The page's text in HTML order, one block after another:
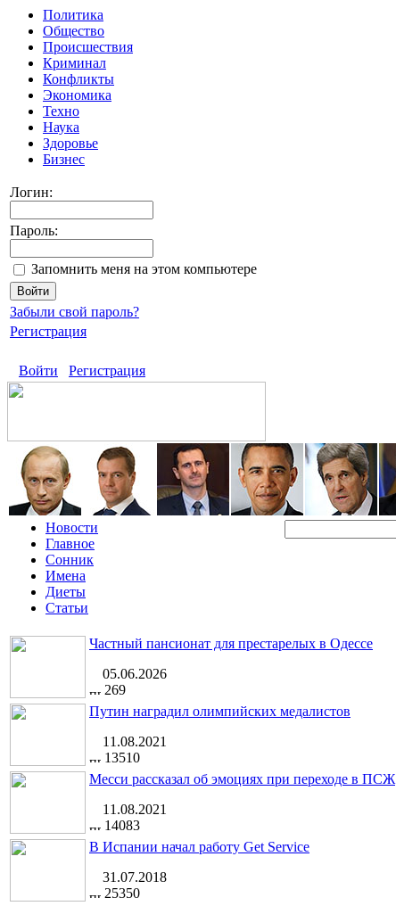
Политика
Общество
Происшествия
Криминал
Конфликты
Экономика
Техно
Наука
Здоровье
Бизнес
Логин:
Пароль:
Запомнить меня на этом компьютере
Забыли свой пароль?
Регистрация
Войти Регистрация
Новости
Главное
Сонник
Имена
Диеты
Статьи
Частный пансионат для престарелых в Одессе
05.06.2026
269
Путин наградил олимпийских медалистов
11.08.2021
13510
Месси рассказал об эмоциях при переходе в ПСЖ
11.08.2021
14083
В Испании начал работу Get Service
31.07.2018
25350